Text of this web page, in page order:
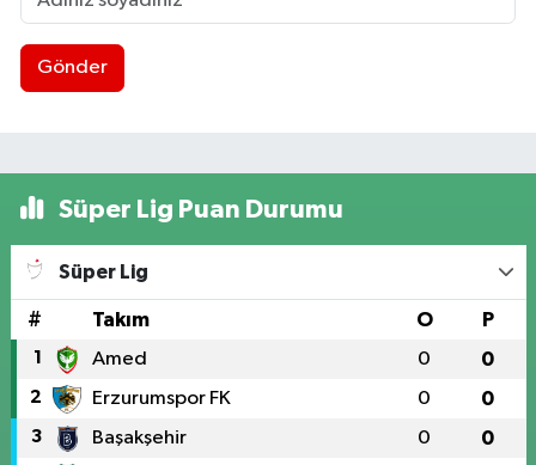
Gönder
Süper Lig Puan Durumu
Süper Lig
# Takım O P
1 Amed 0 0
2 Erzurumspor FK 0 0
3 Başakşehir 0 0